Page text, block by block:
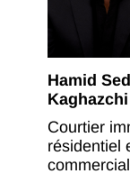
Hamid
Kaghazchi
Courtier
résidentiel
commercial